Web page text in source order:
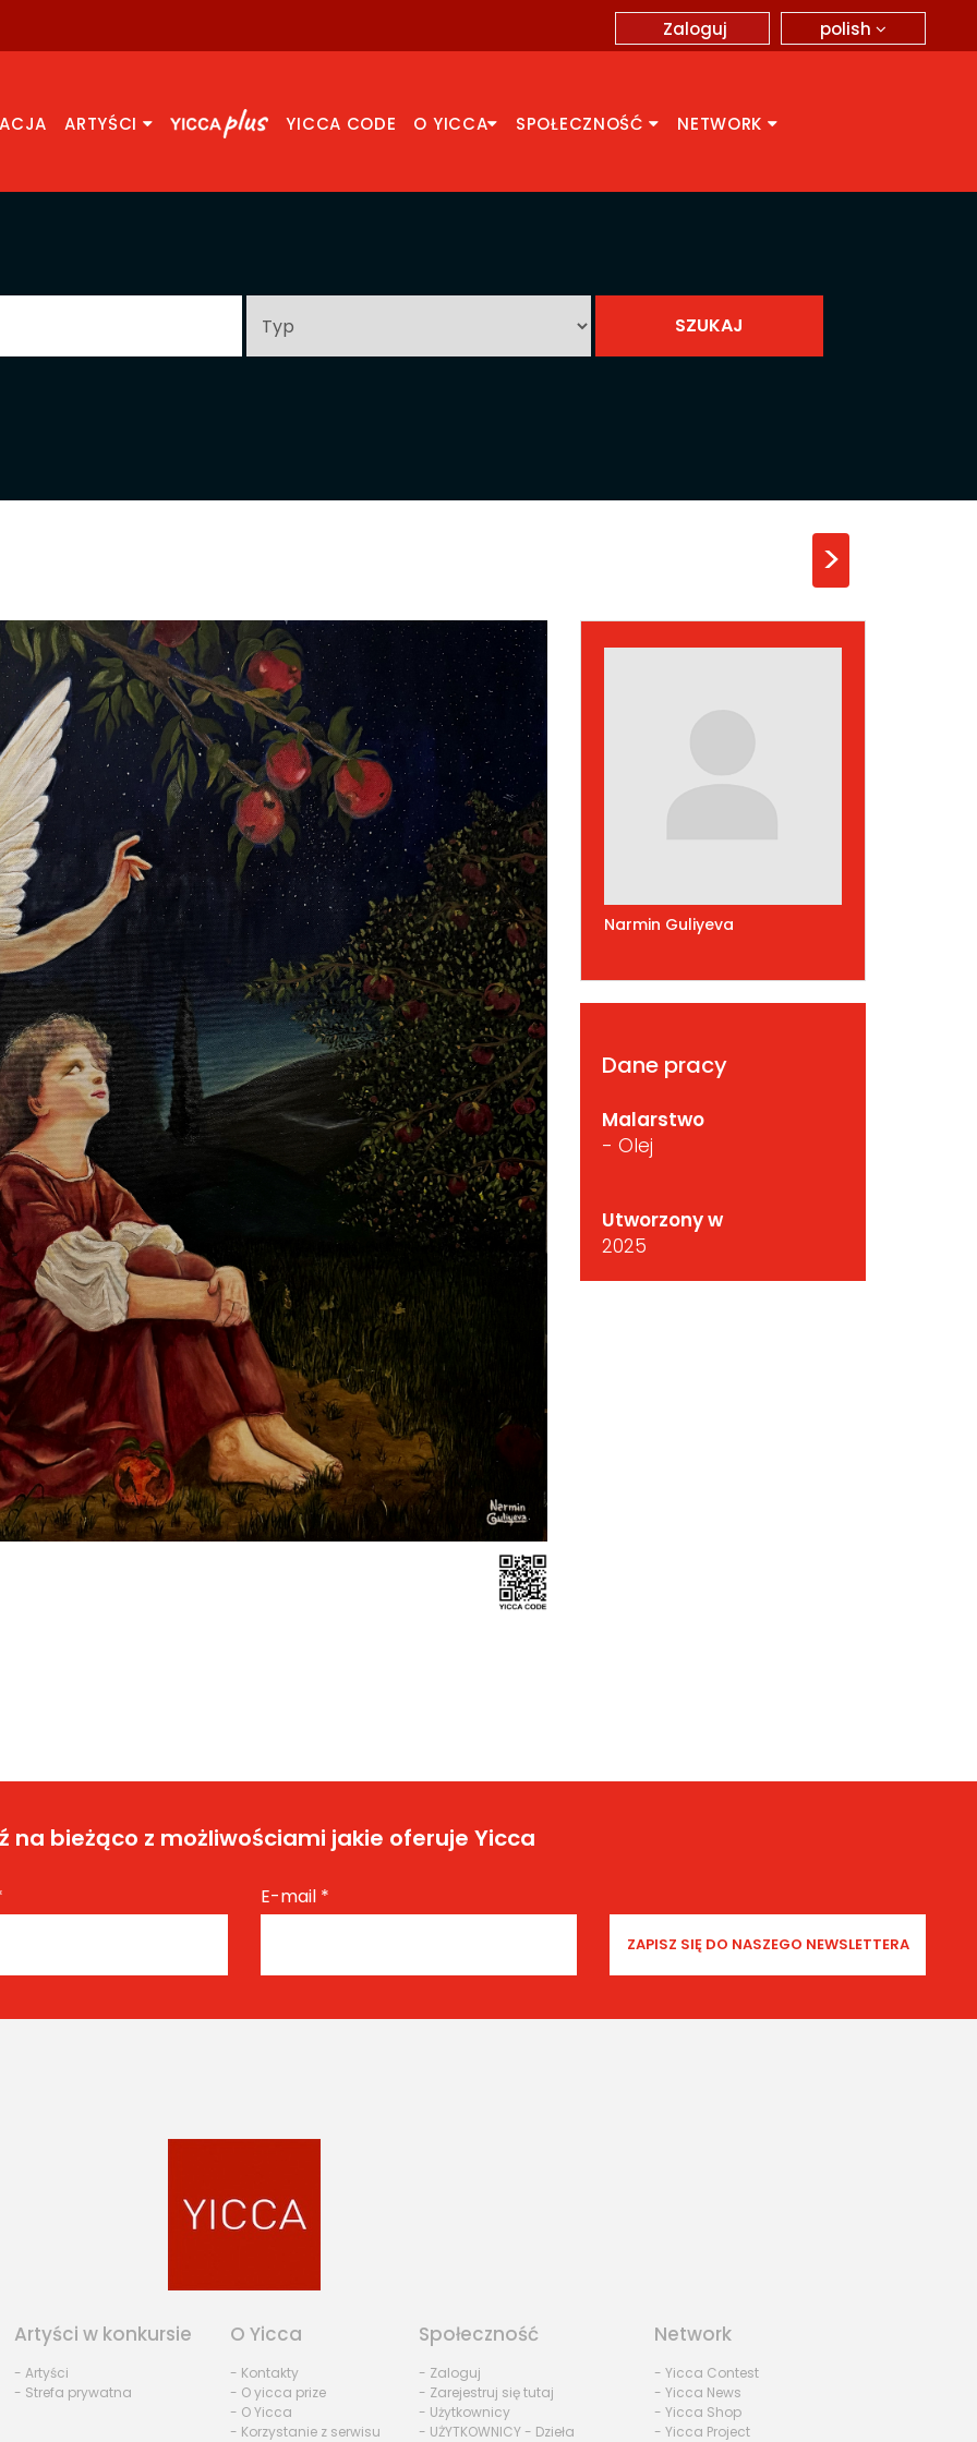
polish
Zaloguj
ARTYŚCI YICCA CODE O YICCA SPOŁECZNOŚĆ NETWORK
>
Narmin Guliyeva
Dane pracy
Malarstwo
- Olej
Utworzony w
2025
na bieżąco z możliwościami jakie oferuje Yicca
E-mail *
Artyści w konkursie
- Artyści
- Strefa prywatna
O Yicca
- Kontakty
- O yicca prize
- O Yicca
- Korzystanie z serwisu
Społeczność
- Zaloguj
- Zarejestruj się tutaj
- Użytkownicy
- UŻYTKOWNICY - Dzieła
Network
- Yicca Contest
- Yicca News
- Yicca Shop
- Yicca Project